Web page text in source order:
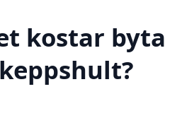
kostar byta